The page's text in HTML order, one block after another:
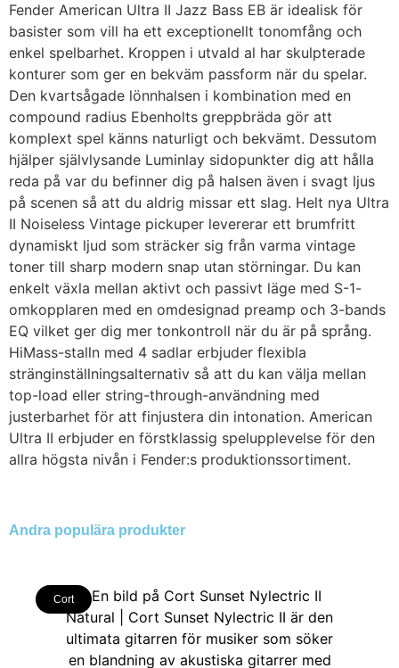
Fender American Ultra II Jazz Bass EB är idealisk för
basister som vill ha ett exceptionellt tonomfång och
enkel spelbarhet. Kroppen i utvald al har skulpterade
konturer som ger en bekväm passform när du spelar.
Den kvartsågade lönnhalsen i kombination med en
compound radius Ebenholts greppbräda gör att
komplext spel känns naturligt och bekvämt. Dessutom
hjälper självlysande Luminlay sidopunkter dig att hålla
reda på var du befinner dig på halsen även i svagt ljus
på scenen så att du aldrig missar ett slag. Helt nya Ultra
II Noiseless Vintage pickuper levererar ett brumfritt
dynamiskt ljud som sträcker sig från varma vintage
toner till sharp modern snap utan störningar. Du kan
enkelt växla mellan aktivt och passivt läge med S-1-
omkopplaren med en omdesignad preamp och 3-bands
EQ vilket ger dig mer tonkontroll när du är på språng.
HiMass-stalln med 4 sadlar erbjuder flexibla
stränginställningsalternativ så att du kan välja mellan
top-load eller string-through-användning med
justerbarhet för att finjustera din intonation. American
Ultra II erbjuder en förstklassig spelupplevelse för den
allra högsta nivån i Fender:s produktionssortiment.
Andra populära produkter
Cort